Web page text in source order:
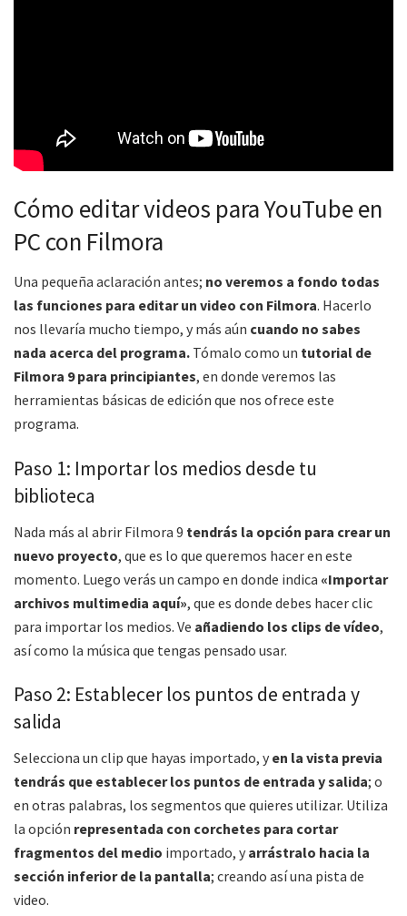
Cómo editar videos para YouTube en
PC con Filmora
Una pequeña aclaración antes; no veremos a fondo todas
las funciones para editar un video con Filmora. Hacerlo
nos llevaría mucho tiempo, y más aún cuando no sabes
nada acerca del programa. Tómalo como un tutorial de
Filmora 9 para principiantes, en donde veremos las
herramientas básicas de edición que nos ofrece este
programa.
Paso 1: Importar los medios desde tu
biblioteca
Nada más al abrir Filmora 9 tendrás la opción para crear un
nuevo proyecto, que es lo que queremos hacer en este
momento. Luego verás un campo en donde indica «Importar
archivos multimedia aquí», que es donde debes hacer clic
para importar los medios. Ve añadiendo los clips de vídeo,
así como la música que tengas pensado usar.
Paso 2: Establecer los puntos de entrada y
salida
Selecciona un clip que hayas importado, y en la vista previa
tendrás que establecer los puntos de entrada y salida; o
en otras palabras, los segmentos que quieres utilizar. Utiliza
la opción representada con corchetes para cortar
fragmentos del medio importado, y arrástralo hacia la
sección inferior de la pantalla; creando así una pista de
video.